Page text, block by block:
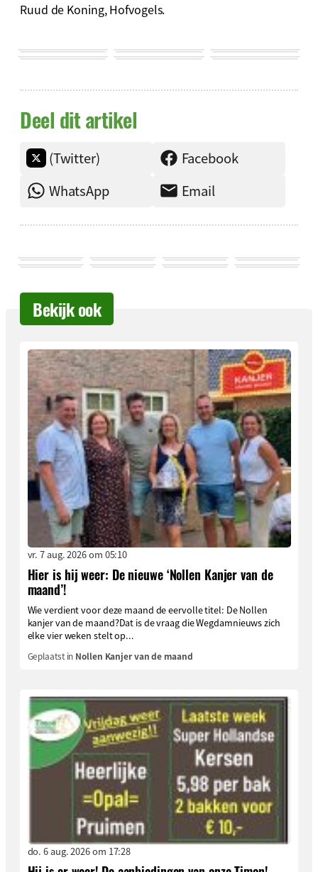
Ruud de Koning, Hofvogels.
Deel dit artikel
(Twitter)
Facebook
WhatsApp
Email
Bekijk ook
vr. 7 aug. 2026 om 05:10
Hier is hij weer: De nieuwe ‘Nollen Kanjer van de
maand’!
Wie verdient voor deze maand de eervolle titel: De Nollen
kanjer van de maand?Dat is de vraag die Wegdamnieuws zich
elke vier weken stelt op...
Geplaatst in Nollen Kanjer van de maand
do. 6 aug. 2026 om 17:28